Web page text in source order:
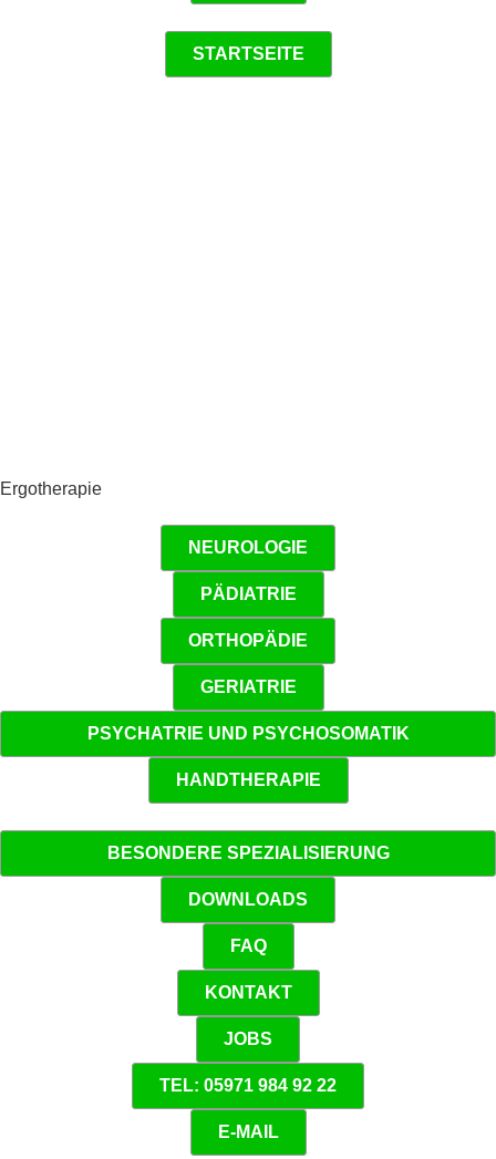
STARTSEITE
Ergotherapie
NEUROLOGIE
PÄDIATRIE
ORTHOPÄDIE
GERIATRIE
PSYCHATRIE UND PSYCHOSOMATIK
HANDTHERAPIE
BESONDERE SPEZIALISIERUNG
DOWNLOADS
FAQ
KONTAKT
JOBS
TEL: 05971 984 92 22
E-MAIL